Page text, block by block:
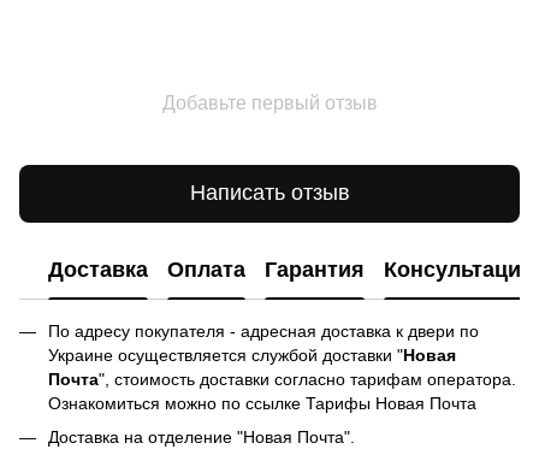
Добавьте первый отзыв
Написать отзыв
Доставка Оплата Гарантия Консультация
По адресу покупателя - адресная доставка к двери по
Украине осуществляется службой доставки "Новая
Почта", стоимость доставки согласно тарифам оператора.
Ознакомиться можно по ссылке Тарифы Новая Почта
Доставка на отделение "Новая Почта".